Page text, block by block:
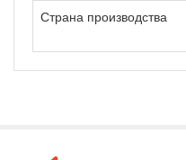
Страна производства